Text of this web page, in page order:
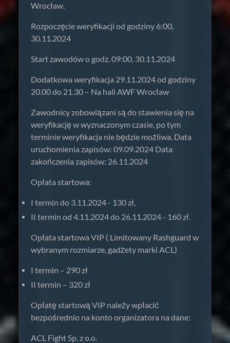
Wrocław.
Rozpoczęcie weryfikacji od godziny 6:00,
30.11.2024
Start zawodów o godz. 09:00, 30.11.2024
Dodatkowa weryfikacja 29.11.2024 od godziny
20.00 do 21.30 – Na hali AWF Wrocław
Zawodnicy zobowiązani są do stawienia się na
weryfikację w wyznaczonym czasie, po tym
terminie weryfikacja nie będzie możliwa. Data
uruchomienia zapisów: 09.09.2024 Data
zakończenia zapisów: 26.11.2024
Opłata startowa:
I termin do 3.11.2024 - 130 zł,
II termin od 4.11.2024 do 26.11.2024 - 160 zł.
Opłata startowa VIP ( Limitowany Rashguard w
wybranym rozmiarze, gadżety marki ACL)
I termin – 290 zł
II termin – 320 zł
Opłatę startową VIP należy wpłacić
bezpośrednio na konto organizatora na dane:
ACL Fight Sp. z o.o.